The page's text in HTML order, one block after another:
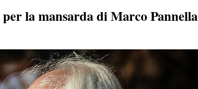
per la mansarda di Marco Pannella